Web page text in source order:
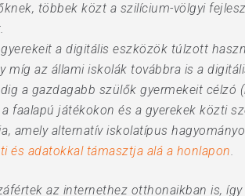
többek közt a szilícium-völgyi
a digitális eszközök túlzott
míg az állami iskolák továbbra is a
a gazdagabb szülők gyermekeit célzó
faalapú játékokon és a gyerekek közti
amely alternatív iskolatípus
és adatokkal támasztja alá a honlapon.
az internethez otthonaikban is,